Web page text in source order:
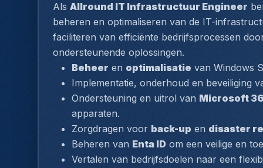
Als Allround IT Infrastructuur Engineer
beheren en optimaliseren van de IT-
faciliteren van efficiënte bedrijfsprocessen
ondersteunende oplossingen.
Beheer en optimalisatie van Windows
Implementatie, onderhoud en beveiliging
Ondersteuning en uitrol van Microsoft
apparaten.
Zorgdragen voor back-up en disaster
Beheren van Enta ID om een veilige en
Vertalen van bedrijfsdoelen naar een